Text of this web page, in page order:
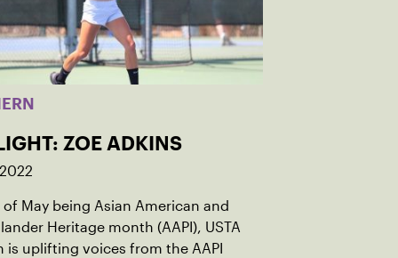
ZOE ADKINS
May being Asian American and
Heritage month (AAPI), USTA
is uplifting voices from the AAPI